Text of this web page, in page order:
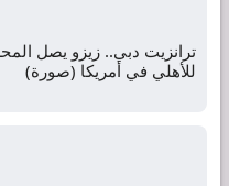
ترانزيت دبي.. زيزو يصل
للأهلي في أمريكا (صورة)